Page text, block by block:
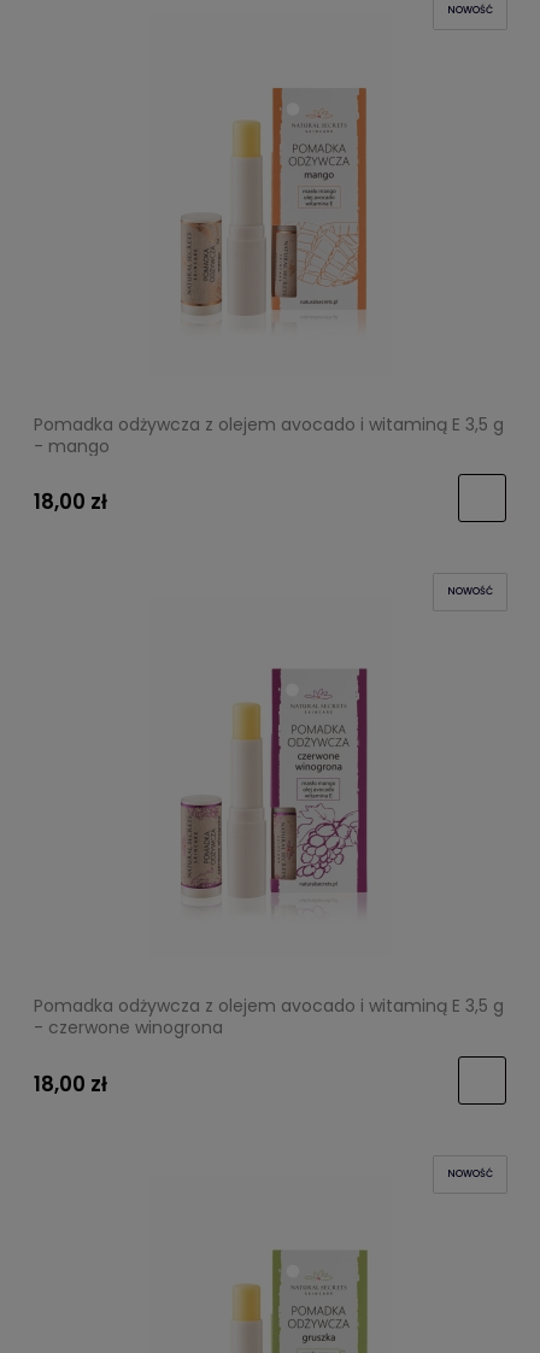
Pomadka odżywcza z olejem avocado i witaminą E 3,5 g
- mango
18,00 zł
NOWOŚĆ
Pomadka odżywcza z olejem avocado i witaminą E 3,5 g
- czerwone winogrona
18,00 zł
NOWOŚĆ
NOWOŚĆ